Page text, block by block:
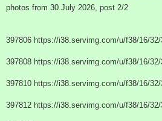
photos from 30.July 2026, post 2/2
397806 https://i38.servimg.com/u/f38/16/
397808 https://i38.servimg.com/u/f38/16/
397810 https://i38.servimg.com/u/f38/16/
397812 https://i38.servimg.com/u/f38/16/